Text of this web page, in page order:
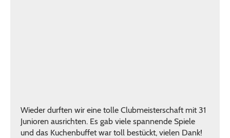
Wieder durften wir eine tolle Clubmeisterschaft mit 31
Junioren ausrichten. Es gab viele spannende Spiele
und das Kuchenbuffet war toll bestückt, vielen Dank!